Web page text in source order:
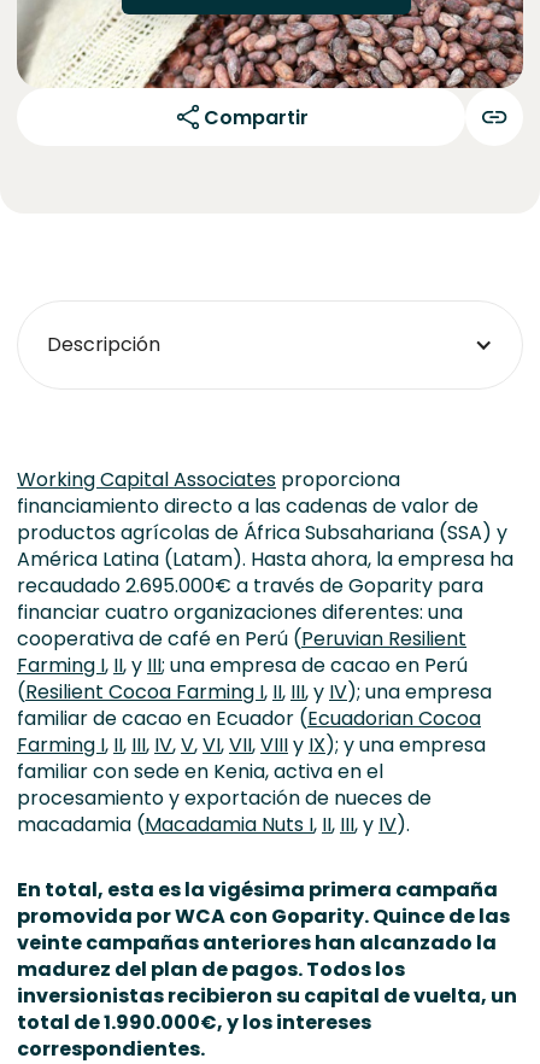
Compartir
Descripción
Working Capital Associates proporciona
financiamiento directo a las cadenas de valor de
productos agrícolas de África Subsahariana (SSA) y
América Latina (Latam). Hasta ahora, la empresa ha
recaudado 2.695.000€ a través de Goparity para
financiar cuatro organizaciones diferentes: una
cooperativa de café en Perú (Peruvian Resilient
Farming I, II, y III; una empresa de cacao en Perú
(Resilient Cocoa Farming I, II, III, y IV); una empresa
familiar de cacao en Ecuador (Ecuadorian Cocoa
Farming I, II, III, IV,V,VI,VII,VIIIy IX); y una empresa
familiar con sede en Kenia, activa en el
procesamiento y exportación de nueces de
macadamia (Macadamia Nuts I, II, III, y IV).
En total, esta es la vigésima primera campaña
promovida por WCA con Goparity. Quince de las
veinte campañas anteriores han alcanzado la
madurez del plan de pagos. Todos los
inversionistas recibieron su capital de vuelta, un
total de 1.990.000€, y los intereses
correspondientes.